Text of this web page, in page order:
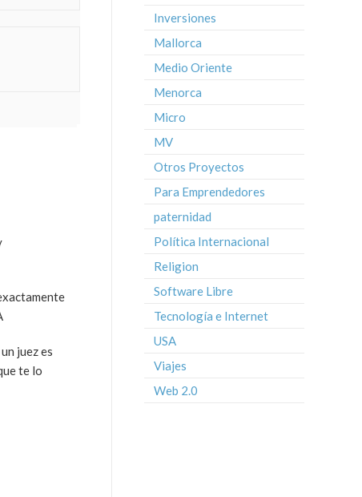
juez es
te lo
Inversiones
Mallorca
Medio Oriente
Menorca
Micro
MV
Otros Proyectos
Para Emprendedores
paternidad
Política Internacional
Religion
Software Libre
Tecnología e Internet
USA
Viajes
Web 2.0